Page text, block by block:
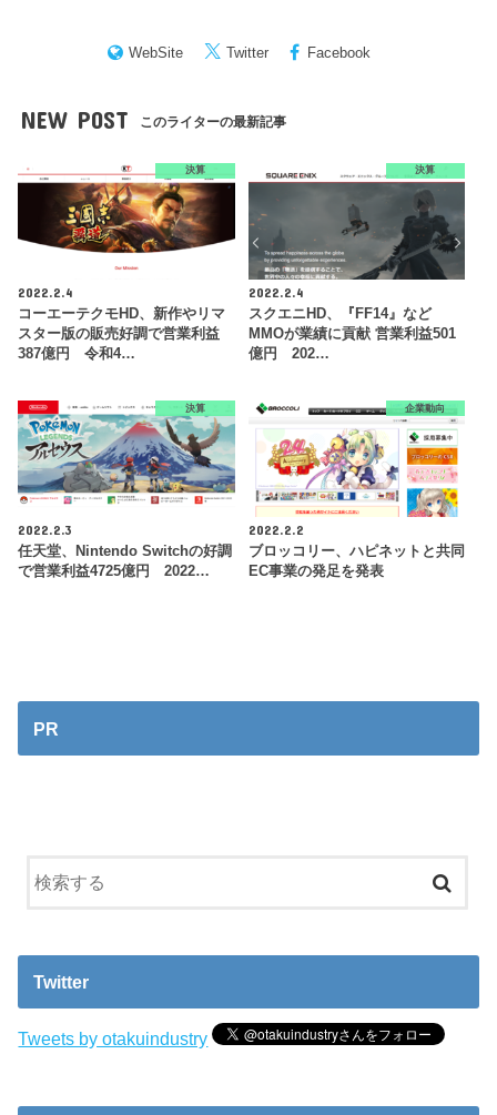
WebSite Twitter Facebook
NEW POST このライターの最新記事
決算
2022.2.4
コーエーテクモHD、新作やリマ
スター版の販売好調で営業利益
387億円 令和4…
決算
2022.2.4
スクエニHD、『FF14』など
MMOが業績に貢献 営業利益501
億円 202…
決算
2022.2.3
任天堂、Nintendo Switchの好調
で営業利益4725億円 2022…
企業動向
2022.2.2
ブロッコリー、ハピネットと共同
EC事業の発足を発表
PR
Twitter
Tweets by otakuindustry